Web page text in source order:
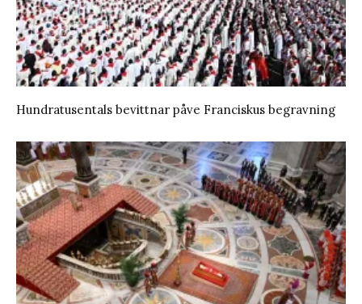
Hundratusentals bevittnar påve Franciskus begravning